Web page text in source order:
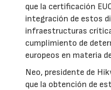
que la certificación
integración de estos
infraestructuras
cumplimiento de
europeos en materia
Neo, presidente de
que la obtención de